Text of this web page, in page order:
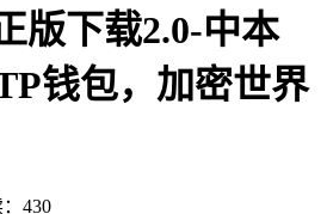
版下载2.0-中本
钱包，加密世界
430